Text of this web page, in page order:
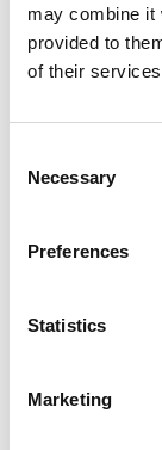
may combine it
provided to
of their
Selection
Necessary
Preferences
Statistics
Marketing
Aceleración e